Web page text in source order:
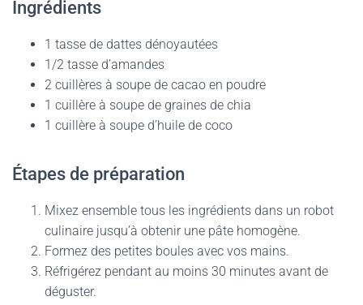
Ingrédients
1 tasse de dattes dénoyautées
1/2 tasse d’amandes
2 cuillères à soupe de cacao en poudre
1 cuillère à soupe de graines de chia
1 cuillère à soupe d’huile de coco
Étapes de préparation
Mixez ensemble tous les ingrédients dans un robot
culinaire jusqu’à obtenir une pâte homogène.
Formez des petites boules avec vos mains.
Réfrigérez pendant au moins 30 minutes avant de
déguster.